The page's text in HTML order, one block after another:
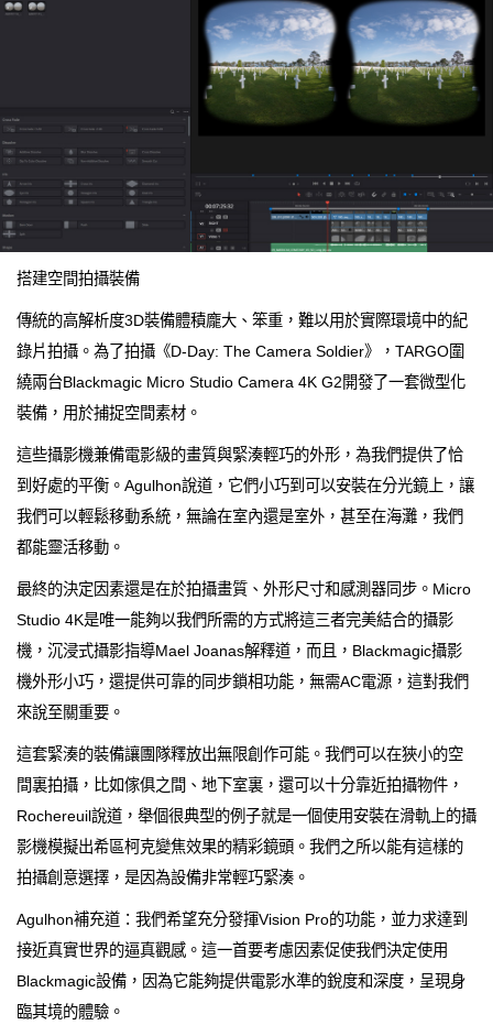
搭建空間拍攝裝備
傳統的高解析度3D裝備體積龐大、笨重，難以用於實際環境中的紀
錄片拍攝。為了拍攝《D-Day: The Camera Soldier》，TARGO圍
繞兩台Blackmagic Micro Studio Camera 4K G2開發了一套微型化
裝備，用於捕捉空間素材。
這些攝影機兼備電影級的畫質與緊湊輕巧的外形，為我們提供了恰
到好處的平衡。Agulhon說道，它們小巧到可以安裝在分光鏡上，讓
我們可以輕鬆移動系統，無論在室內還是室外，甚至在海灘，我們
都能靈活移動。
最終的決定因素還是在於拍攝畫質、外形尺寸和感測器同步。Micro
Studio 4K是唯一能夠以我們所需的方式將這三者完美結合的攝影
機，沉浸式攝影指導Mael Joanas解釋道，而且，Blackmagic攝影
機外形小巧，還提供可靠的同步鎖相功能，無需AC電源，這對我們
來說至關重要。
這套緊湊的裝備讓團隊釋放出無限創作可能。我們可以在狹小的空
間裏拍攝，比如傢俱之間、地下室裏，還可以十分靠近拍攝物件，
Rochereuil說道，舉個很典型的例子就是一個使用安裝在滑軌上的攝
影機模擬出希區柯克變焦效果的精彩鏡頭。我們之所以能有這樣的
拍攝創意選擇，是因為設備非常輕巧緊湊。
Agulhon補充道：我們希望充分發揮Vision Pro的功能，並力求達到
接近真實世界的逼真觀感。這一首要考慮因素促使我們決定使用
Blackmagic設備，因為它能夠提供電影水準的銳度和深度，呈現身
臨其境的體驗。